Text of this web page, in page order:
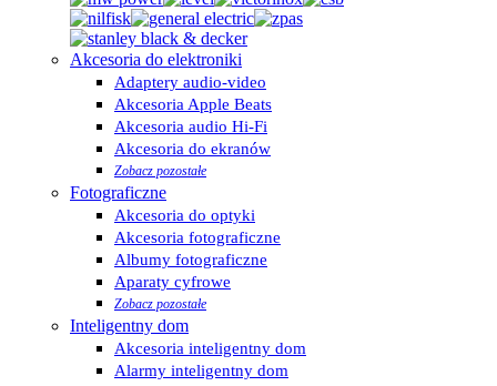
Akcesoria do elektroniki
Adaptery audio-video
Akcesoria Apple Beats
Akcesoria audio Hi-Fi
Akcesoria do ekranów
Zobacz pozostałe
Fotograficzne
Akcesoria do optyki
Akcesoria fotograficzne
Albumy fotograficzne
Aparaty cyfrowe
Zobacz pozostałe
Inteligentny dom
Akcesoria inteligentny dom
Alarmy inteligentny dom